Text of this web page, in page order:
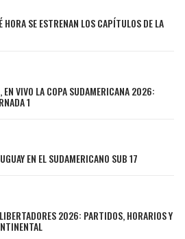
HORA SE ESTRENAN LOS CAPÍTULOS DE LA
EN VIVO LA COPA SUDAMERICANA 2026:
1
EN EL SUDAMERICANO SUB 17
2026: PARTIDOS, HORARIOS Y